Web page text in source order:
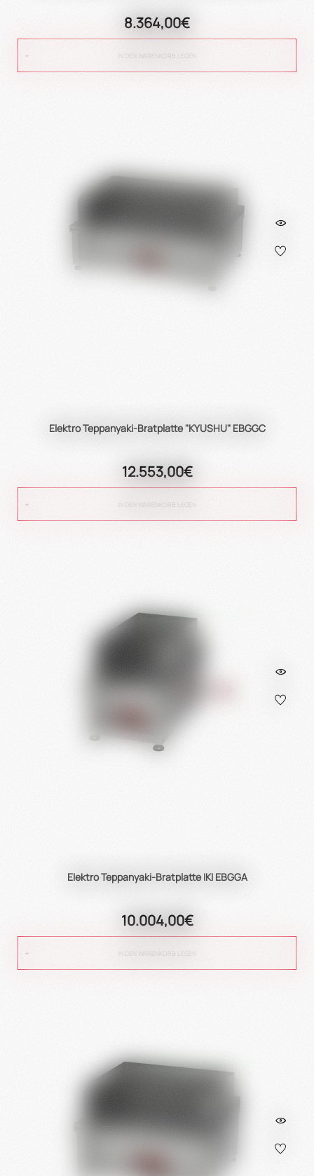
8.364,00€
IN DEN WARENKORB LEGEN
Elektro Teppanyaki-Bratplatte "KYUSHU" EBGGC
12.553,00€
IN DEN WARENKORB LEGEN
Elektro Teppanyaki-Bratplatte IKI EBGGA
10.004,00€
IN DEN WARENKORB LEGEN